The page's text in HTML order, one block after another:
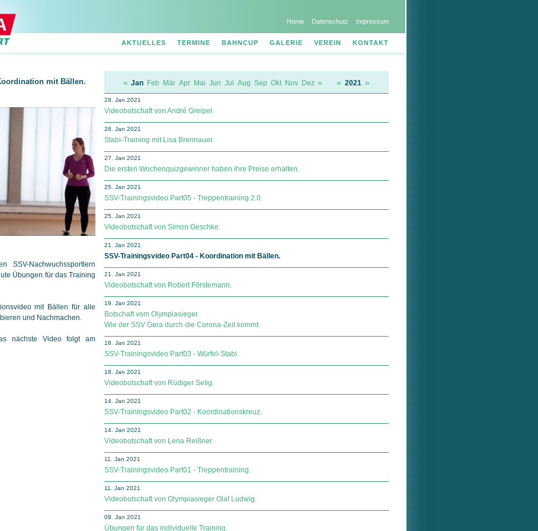
Home Datenschutz Impressum
AKTUELLES TERMINE BAHNCUP GALERIE VEREIN KONTAKT
mit Bällen.
SSV-Nachwuchssportlern
Übungen für das Training
mit Bällen für alle
und Nachmachen.
nächste Video folgt am
« Jan Feb Mär Apr Mai Jun Jul Aug Sep Okt Nov Dez » « 2021 »
28. Jan 2021
Videobotschaft von André Greipel.
28. Jan 2021
Stabi-Training mit Lisa Brennauer.
27. Jan 2021
Die ersten Wochenquizgewinner haben ihre Preise erhalten.
25. Jan 2021
SSV-Trainingsvideo Part05 - Treppentraining 2.0.
25. Jan 2021
Videobotschaft von Simon Geschke.
21. Jan 2021
SSV-Trainingsvideo Part04 - Koordination mit Bällen.
21. Jan 2021
Videobotschaft von Robert Förstemann.
19. Jan 2021
Botschaft vom Olympiasieger.
Wie der SSV Gera durch die Corona-Zeit kommt.
18. Jan 2021
SSV-Trainingsvideo Part03 - Würfel-Stabi.
18. Jan 2021
Videobotschaft von Rüdiger Selig.
14. Jan 2021
SSV-Trainingsvideo Part02 - Koordinationskreuz.
14. Jan 2021
Videobotschaft von Lena Reißner.
11. Jan 2021
SSV-Trainingsvideo Part01 - Treppentraining.
11. Jan 2021
Videobotschaft von Olympiasieger Olaf Ludwig.
09. Jan 2021
Übungen für das individuelle Training.